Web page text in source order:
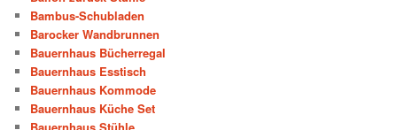
Bambus-Schubladen
Barocker Wandbrunnen
Bauernhaus Bücherregal
Bauernhaus Esstisch
Bauernhaus Kommode
Bauernhaus Küche Set